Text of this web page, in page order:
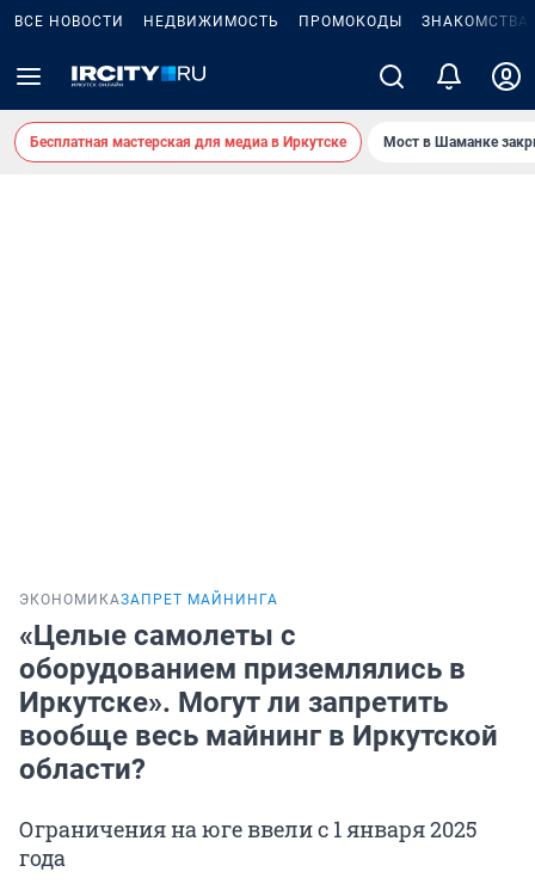
ВСЕ НОВОСТИ НЕДВИЖИМОСТЬ ПРОМОКОДЫ ЗНАКОМСТВА
Бесплатная мастерская для медиа в Иркутске Мост в Шаманке
ЭКОНОМИКАЗАПРЕТ МАЙНИНГА
«Целые самолеты с
оборудованием приземлялись в
Иркутске». Могут ли запретить
вообще весь майнинг в Иркутской
области?
Ограничения на юге ввели с 1 января 2025
года